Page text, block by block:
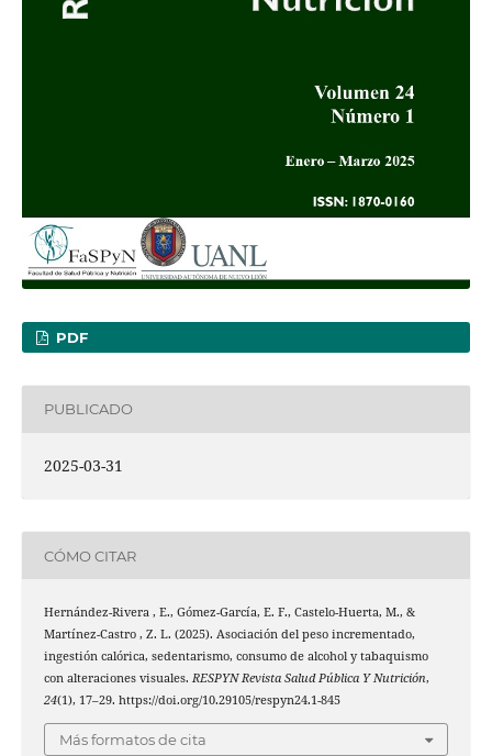
PDF
PUBLICADO
2025-03-31
CÓMO CITAR
Hernández-Rivera , E., Gómez-García, E. F., Castelo-Huerta, M., &
Martínez-Castro , Z. L. (2025). Asociación del peso incrementado,
ingestión calórica, sedentarismo, consumo de alcohol y tabaquismo
con alteraciones visuales. RESPYN Revista Salud Pública Y Nutrición,
24(1), 17–29. https://doi.org/10.29105/respyn24.1-845
Más formatos de cita